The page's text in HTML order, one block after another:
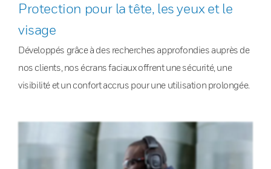
Protection pour la tête, les yeux et le
visage
Développés grâce à des recherches approfondies auprès de
nos clients, nos écrans faciaux offrent une sécurité, une
visibilité et un confort accrus pour une utilisation prolongée.